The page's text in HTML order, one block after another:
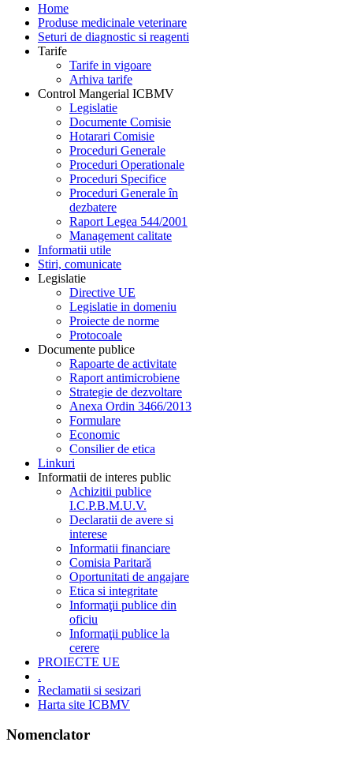
Home
Produse medicinale veterinare
Seturi de diagnostic si reagenti
Tarife
Tarife in vigoare
Arhiva tarife
Control Mangerial ICBMV
Legislatie
Documente Comisie
Hotarari Comisie
Proceduri Generale
Proceduri Operationale
Proceduri Specifice
Proceduri Generale în
dezbatere
Raport Legea 544/2001
Management calitate
Informatii utile
Stiri, comunicate
Legislatie
Directive UE
Legislatie in domeniu
Proiecte de norme
Protocoale
Documente publice
Rapoarte de activitate
Raport antimicrobiene
Strategie de dezvoltare
Anexa Ordin 3466/2013
Formulare
Economic
Consilier de etica
Linkuri
Informatii de interes public
Achizitii publice
I.C.P.B.M.U.V.
Declaratii de avere si
interese
Informatii financiare
Comisia Paritară
Oportunitati de angajare
Etica si integritate
Informaţii publice din
oficiu
Informaţii publice la
cerere
PROIECTE UE
.
Reclamatii si sesizari
Harta site ICBMV
Nomenclator